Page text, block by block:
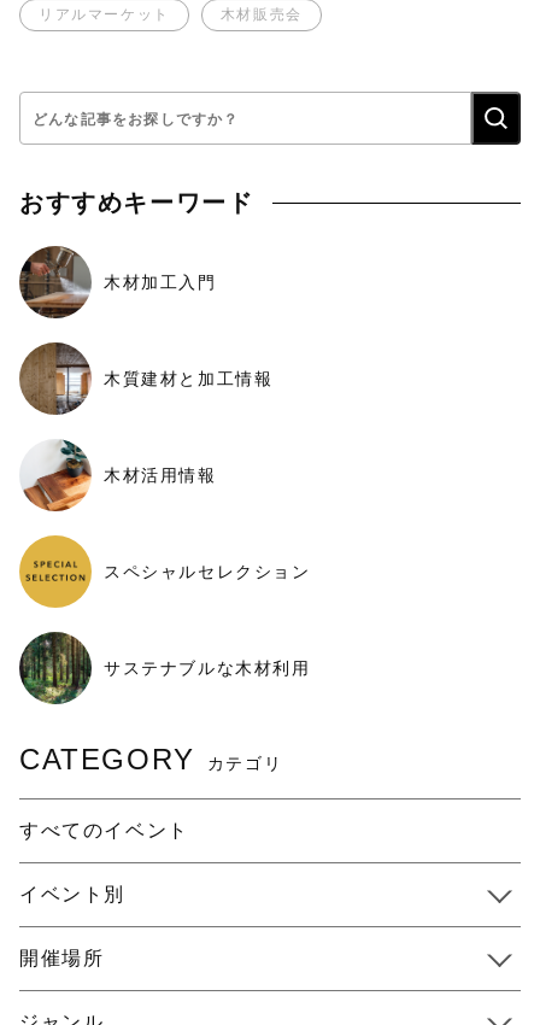
リアルマーケット 木材販売会
おすすめキーワード
木材加工入門
木質建材と加工情報
木材活用情報
スペシャルセレクション
サステナブルな木材利用
CATEGORY カテゴリ
すべてのイベント
イベント別
開催場所